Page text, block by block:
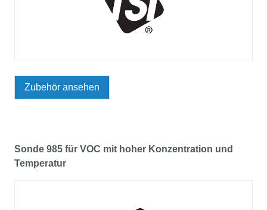
Zubehör ansehen
Sonde 985 für VOC mit hoher Konzentration und
Temperatur